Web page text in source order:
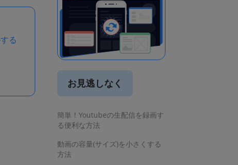
る
お見逃しなく
簡単！Youtubeの生配信を録画す
る便利な方法
動画の容量(サイズ)を小さくする
方法